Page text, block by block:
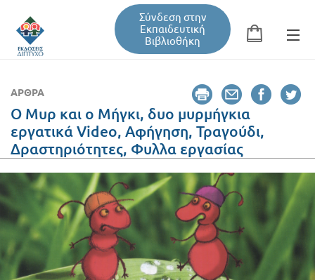
Σύνδεση στην
Εκπαιδευτική
Βιβλιοθήκη
Φόρμα αναζήτησης
Εκπαιδευτική Βιβλιοθήκη
Βιβλία
Σεμινάρια / Συνέδρια
ΆΡΘΡΑ
Ο Μυρ και ο Μήγκι, δυο μυρμήγκια
εργατικά Video, Αφήγηση, Τραγούδι,
Δραστηριότητες, Φυλλα εργασίας